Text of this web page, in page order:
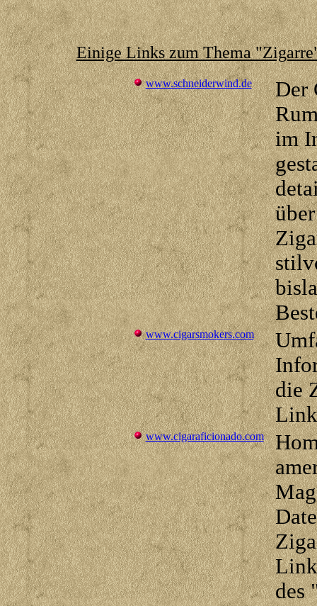
Einige Links zum Thema
www.schneiderwind.de
Der
im
www.cigarsmokers.com
die
www.cigaraficionado.com
des